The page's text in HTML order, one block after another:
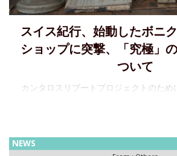
スイス紀行、始動したボニ
ショップに突撃、「究極」
ついて
カンタロスリブートプロジェクトのため
の取材を「熱いうち」にレポートしたい
ときに関
NEWS